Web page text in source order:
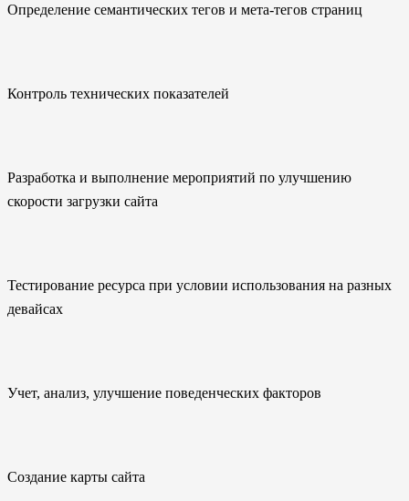
Определение семантических тегов и мета-тегов страниц
Контроль технических показателей
Разработка и выполнение мероприятий по улучшению
скорости загрузки сайта
Тестирование ресурса при условии использования на разных
девайсах
Учет, анализ, улучшение поведенческих факторов
Создание карты сайта